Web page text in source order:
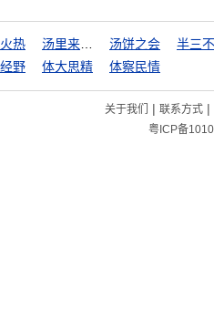
热 汤饼之会
半三
野 体大思精 体察民情
关于我们 | 联系方式|
粤ICP备